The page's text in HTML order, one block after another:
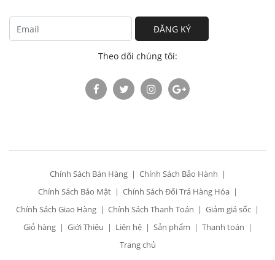
ĐĂNG KÝ
Theo dõi chúng tôi:
Chính Sách Bán Hàng
Chính Sách Bảo Hành
Chính Sách Bảo Mật
Chính Sách Đổi Trả Hàng Hóa
Chính Sách Giao Hàng
Chính Sách Thanh Toán
Giảm giá sốc
Giỏ hàng
Giới Thiệu Liên hệ Sản phẩm
Thanh toán
Trang chủ